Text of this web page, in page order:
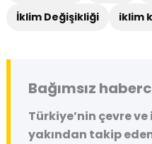
İklim Değişikliği
iklim
Bağımsız
Türkiye’nin çevre
yakından takip